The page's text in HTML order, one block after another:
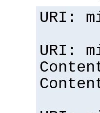
URI:
URI: